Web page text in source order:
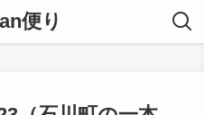
便り